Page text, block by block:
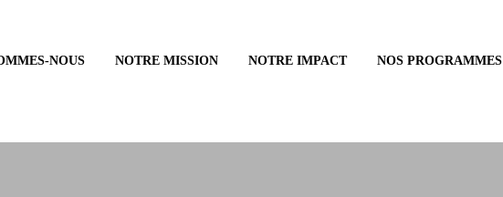
NOUS NOTRE MISSION NOTRE IMPACT NOS PROGRAMMES